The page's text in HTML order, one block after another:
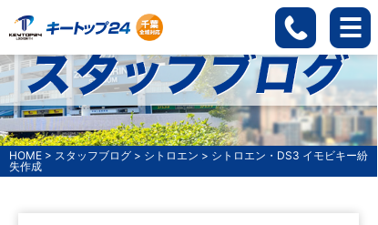
HOME > スタッフブログ > シトロエン > シトロエン・DS3 イモビキー紛
失作成